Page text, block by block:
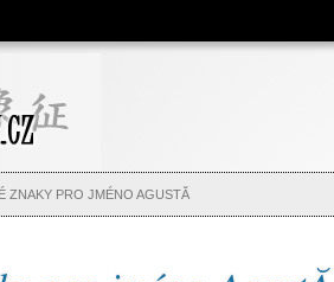
čínský
ZNAKY PRO JMÉNO AGUSTĂ­